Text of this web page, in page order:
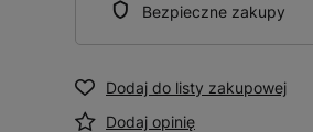
Bezpieczne zakupy
Dodaj do listy zakupowej
Dodaj opinię